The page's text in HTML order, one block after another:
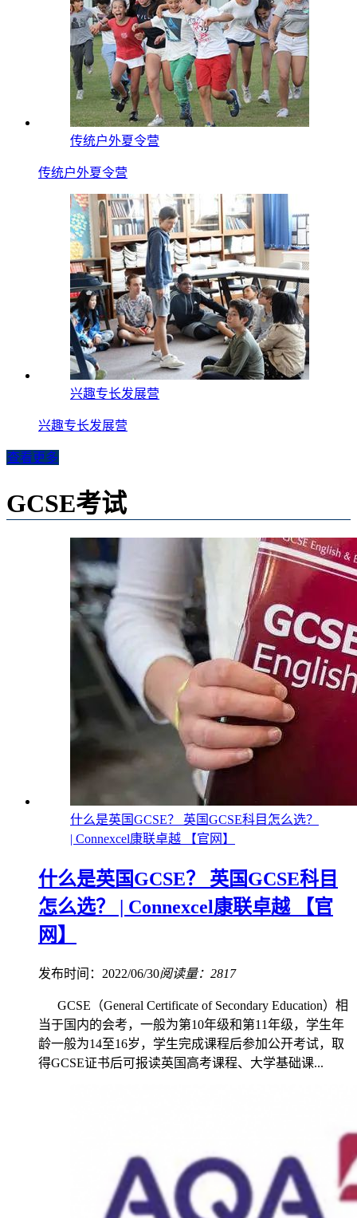
传统户外夏令营
传统户外夏令营
兴趣专长发展营
兴趣专长发展营
查看更多
GCSE考试
什么是英国GCSE？ 英国GCSE科目怎么选？
| Connexcel康联卓越 【官网】
什么是英国GCSE？ 英国GCSE科目
怎么选？ | Connexcel康联卓越 【官
网】
发布时间：2022/06/30阅读量：2817
GCSE（General Certificate of Secondary Education）相
当于国内的会考，一般为第10年级和第11年级，学生年
龄一般为14至16岁，学生完成课程后参加公开考试，取
得GCSE证书后可报读英国高考课程、大学基础课...